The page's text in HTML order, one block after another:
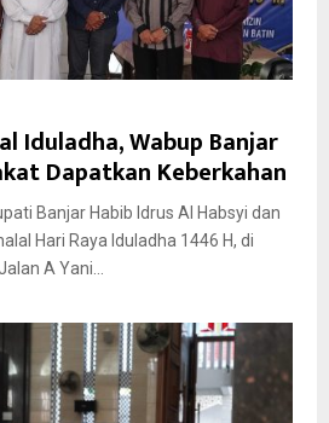
Iduladha, Wabup Banjar
Dapatkan Keberkahan
Banjar Habib Idrus Al Habsyi dan
Hari Raya Iduladha 1446 H, di
A Yani...